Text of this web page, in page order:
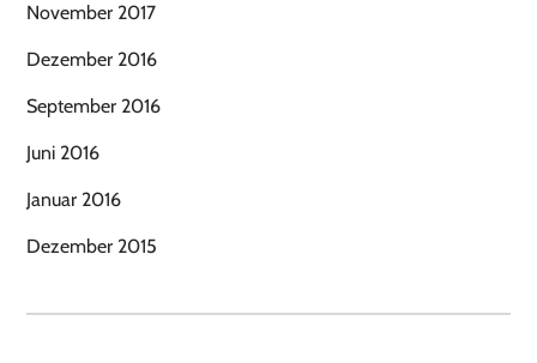
November 2017
Dezember 2016
September 2016
Juni 2016
Januar 2016
Dezember 2015